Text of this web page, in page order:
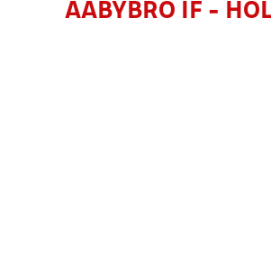
AABYBRO IF -